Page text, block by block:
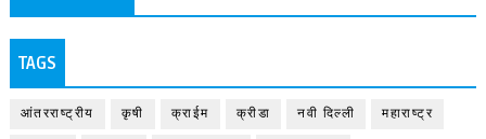
TAGS
आंतरराष्ट्रीय कृषी क्राईम क्रीडा नवी दिल्ली महाराष्ट्र